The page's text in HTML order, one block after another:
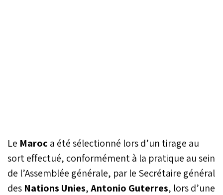
Le Maroc a été sélectionné lors d’un tirage au
sort effectué, conformément à la pratique au sein
de l’Assemblée générale, par le Secrétaire général
des Nations Unies,Antonio Guterres, lors d’une